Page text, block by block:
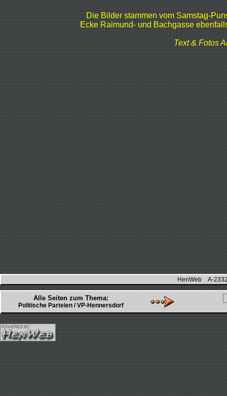
Die Bilder stammen vom Samstag-
Ecke Raimund- und Bachgasse
Text & Fotos
HenWeb A-
Alle Seiten zum Thema:
Politische Parteien / VP-Hennersdorf